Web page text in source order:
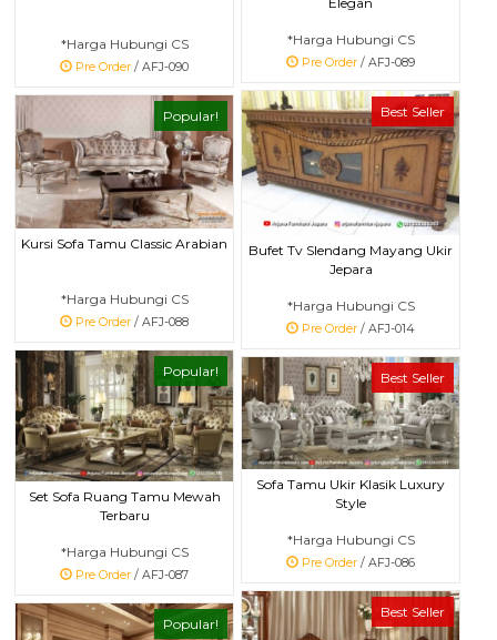
*Harga Hubungi CS
Pre Order / AFJ-090
*Harga Hubungi CS
Pre Order / AFJ-089
Best Seller
Bufet Tv Slendang Mayang Ukir
Jepara
*Harga Hubungi CS
Pre Order / AFJ-014
Popular!
Kursi Sofa Tamu Classic Arabian
*Harga Hubungi CS
Pre Order / AFJ-088
Popular!
Set Sofa Ruang Tamu Mewah
Terbaru
*Harga Hubungi CS
Pre Order / AFJ-087
Best Seller
Sofa Tamu Ukir Klasik Luxury
Style
*Harga Hubungi CS
Pre Order / AFJ-086
Best Seller
Popular!